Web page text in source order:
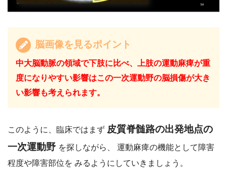
脳画像を見るポイント
中大脳動脈の領域で下肢に比べ、上肢の運動麻痺が重
度になりやすい影響はこの一次運動野の脳損傷が大き
い影響も考えられます。
このように、臨床ではまず 皮質脊髄路の出発地点の
一次運動野 を探しながら、 運動麻痺の機能として障害
程度や障害部位を みるようにしていきましょう。